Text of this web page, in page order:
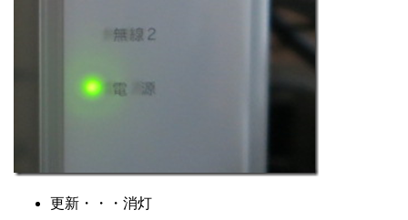
更新・・・消灯